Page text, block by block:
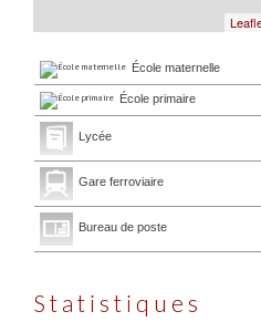
École maternelle
École primaire
Lycée
Gare ferroviaire
Bureau de poste
Statistiques